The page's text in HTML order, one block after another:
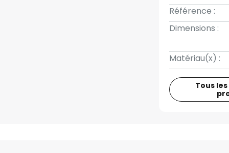
Référence :
Dimensions :
Matériau(x) :
Tous